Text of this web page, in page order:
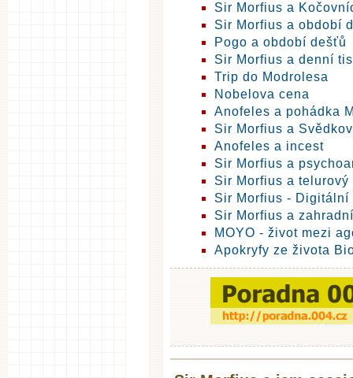
Sir Morfius a
Sir Morfius a období
Pogo a období dešťů
Sir Morfius a denní
Trip do Modrolesa
Nobelova cena
Anofeles a pohádka
Sir Morfius a
Anofeles a incest
Sir Morfius a
Sir Morfius a telurový
Sir Morfius - Digitální
Sir Morfius a
MOYO - život mezi
Apokryfy ze života